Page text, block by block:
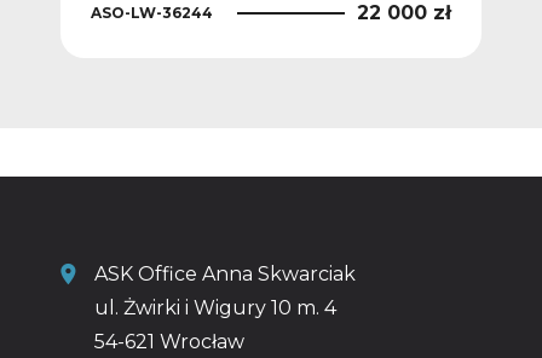
ASO-LW-36244 22 000 zł
ASK Office Anna Skwarciak
ul. Żwirki i Wigury 10 m. 4
54-621 Wrocław